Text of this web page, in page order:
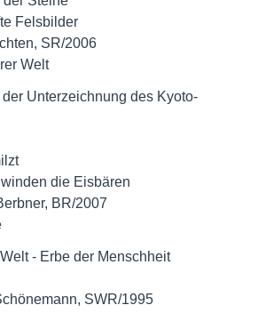
Felsbilder
SR/2006
Welt
Unterzeichnung des Kyoto-
die Eisbären
BR/2007
- Erbe der Menschheit
SWR/1995